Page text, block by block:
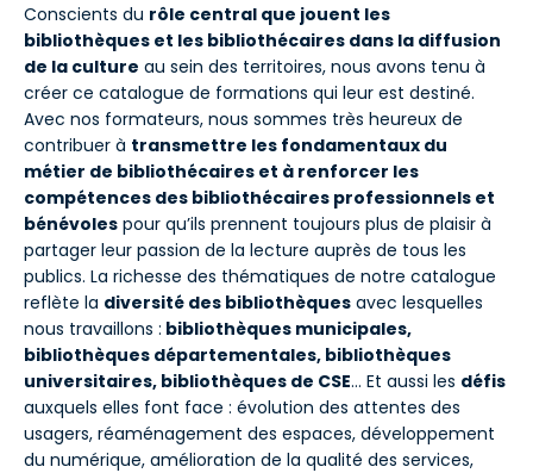
Conscients du rôle central que jouent les
bibliothèques et les bibliothécaires dans la diffusion
de la culture au sein des territoires, nous avons tenu à
créer ce catalogue de formations qui leur est destiné.
Avec nos formateurs, nous sommes très heureux de
contribuer à transmettre les fondamentaux du
métier de bibliothécaires et à renforcer les
compétences des bibliothécaires professionnels et
bénévoles pour qu’ils prennent toujours plus de plaisir à
partager leur passion de la lecture auprès de tous les
publics. La richesse des thématiques de notre catalogue
reflète la diversité des bibliothèques avec lesquelles
nous travaillons : bibliothèques municipales,
bibliothèques départementales, bibliothèques
universitaires, bibliothèques de CSE… Et aussi les défis
auxquels elles font face : évolution des attentes des
usagers, réaménagement des espaces, développement
du numérique, amélioration de la qualité des services,